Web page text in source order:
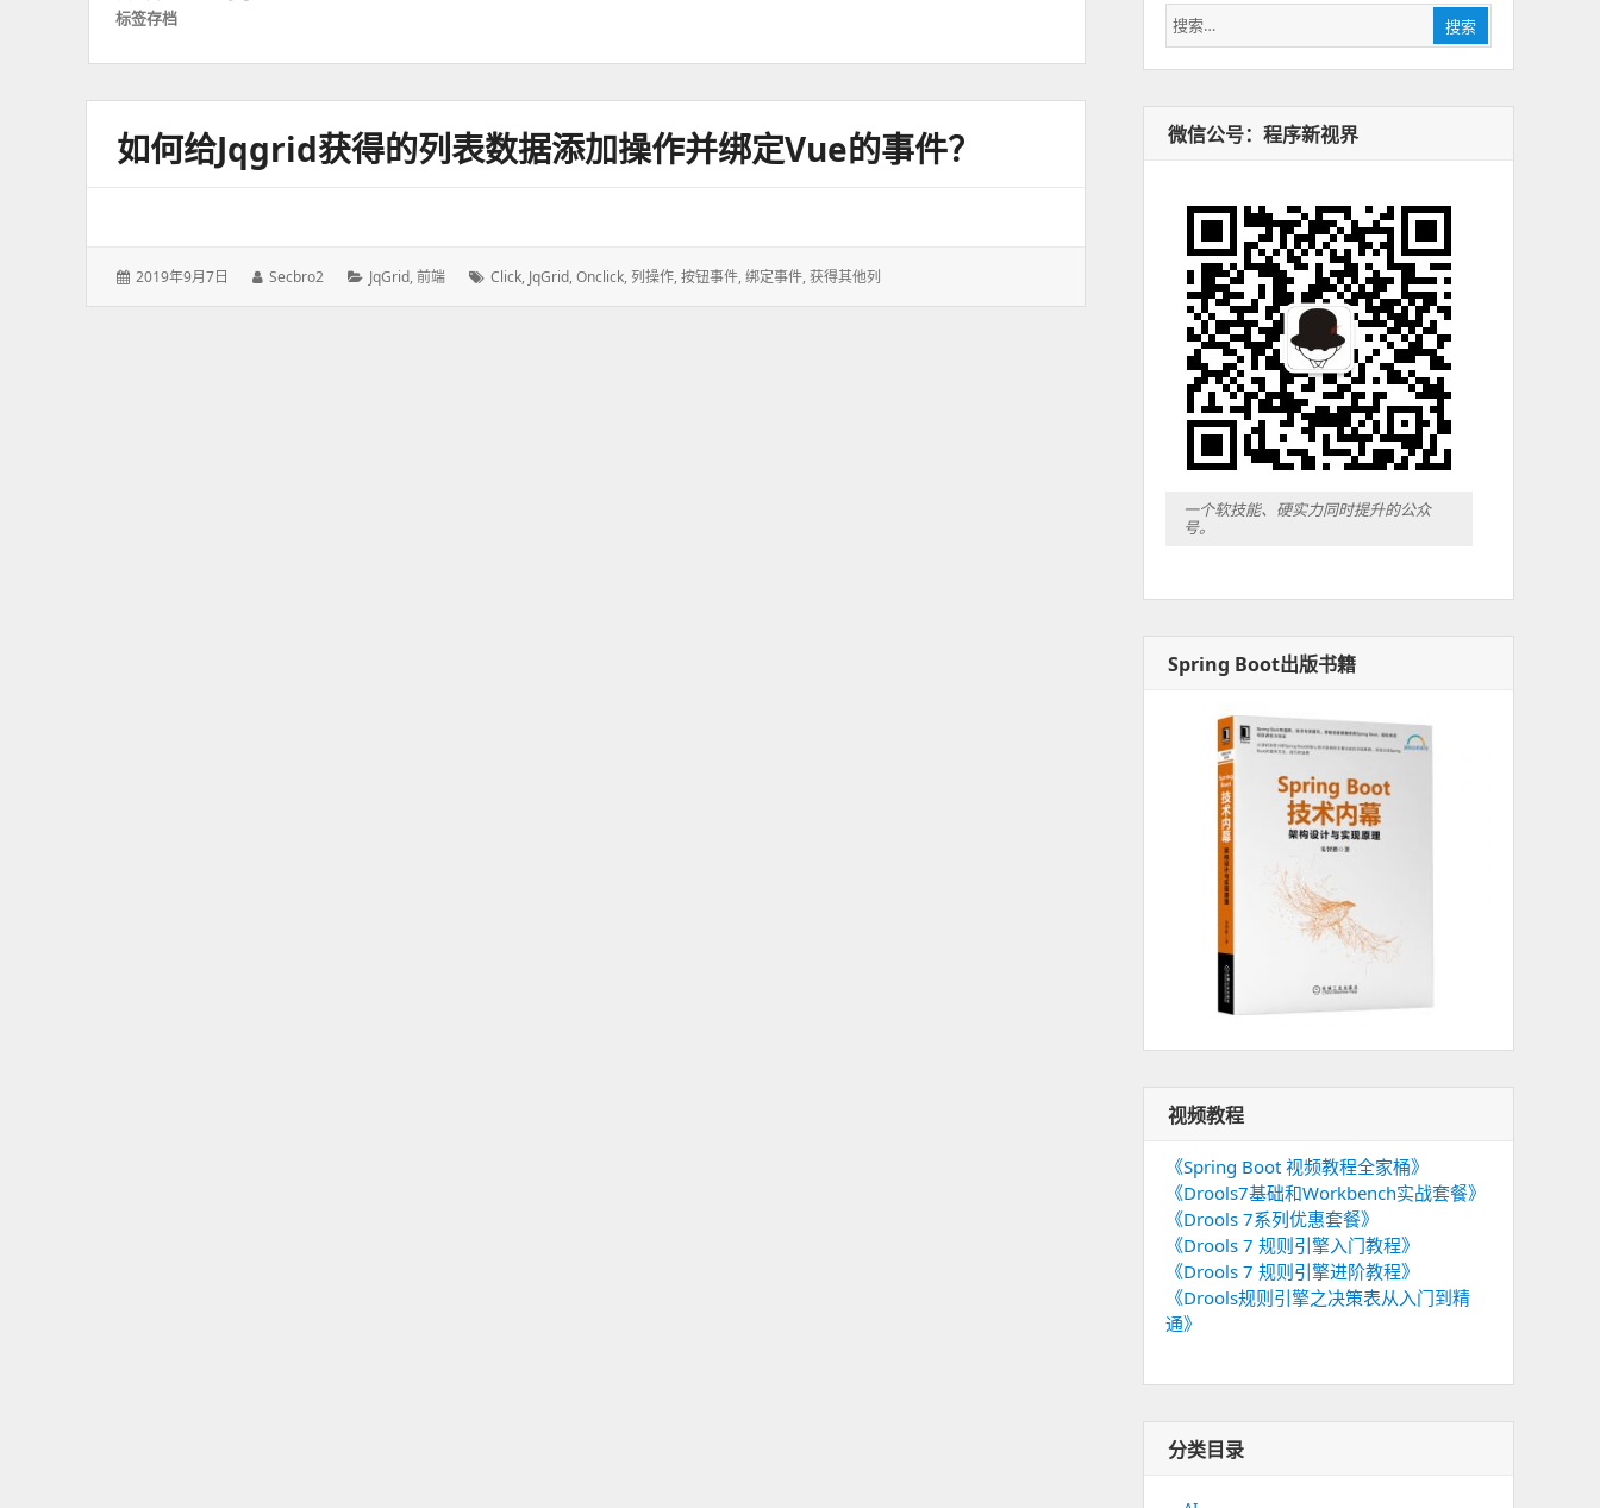
标签存档
如何给jqgrid获得的列表数据添加操作并绑定vue的事件？
发
2019年9月7日
作
Secbro2
分
JqGrid,前端
标
Click, JqGrid,Onclick,列操作,按钮事件,绑定事件,获得其他列
搜
索：
搜索
微信公号：程序新视界
一个软技能、硬实力同时提升的公众
号。
Spring Boot出版书籍
视频教程
《Spring Boot 视频教程全家桶》
《Drools7基础和Workbench实战套餐》
《Drools 7系列优惠套餐》
《Drools 7 规则引擎入门教程》
《Drools 7 规则引擎进阶教程》
《Drools规则引擎之决策表从入门到精
通》
分类目录